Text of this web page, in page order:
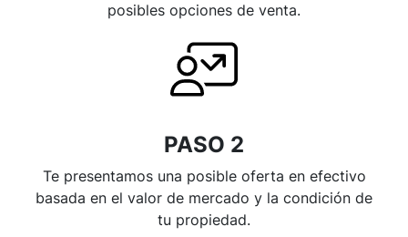
posibles opciones de venta.
PASO 2
Te presentamos una posible oferta en efectivo
basada en el valor de mercado y la condición de
tu propiedad.